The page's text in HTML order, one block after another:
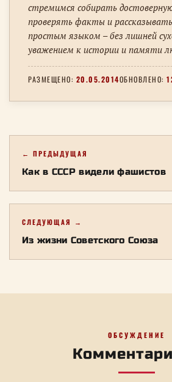
стремимся собирать
проверять факты и
простым языком – без лишней
уважением к истории и памяти
РАЗМЕЩЕНО: 20.05.2014ОБНОВЛЕНО:
← ПРЕДЫДУЩАЯ
Как в СССР видели фашистов
СЛЕДУЮЩАЯ →
Из жизни Советского Союза
ОБСУЖДЕНИЕ